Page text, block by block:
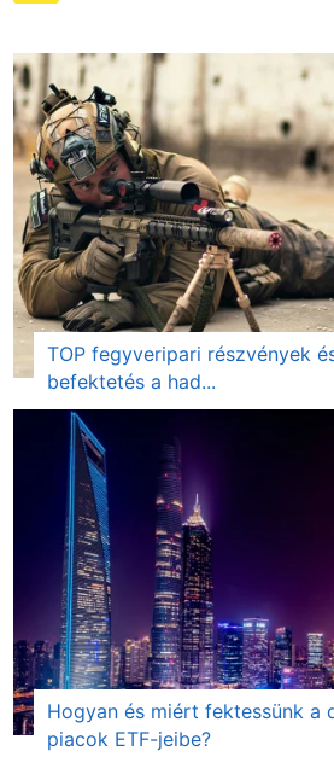
TOP fegyveripari részvények
befektetés a had...
Hogyan és miért fektessünk a
piacok ETF-jeibe?